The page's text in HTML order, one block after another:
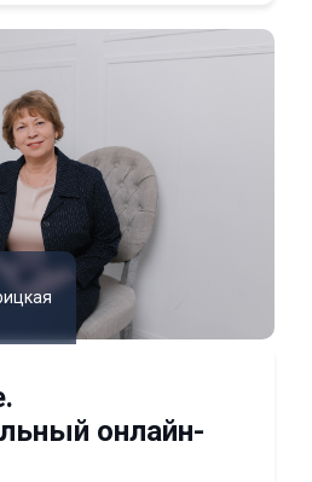
онлайн-